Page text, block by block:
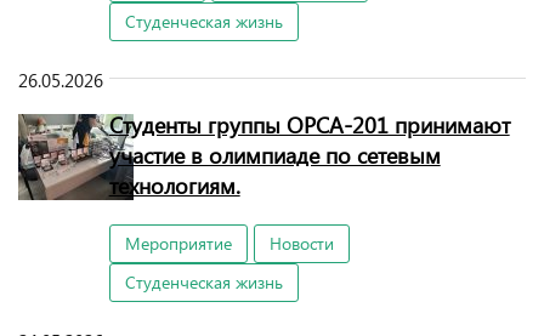
Студенческая жизнь
26.05.2026
Студенты группы ОРСА-201 принимают
участие в олимпиаде по сетевым
технологиям.
Мероприятие
Новости
Студенческая жизнь